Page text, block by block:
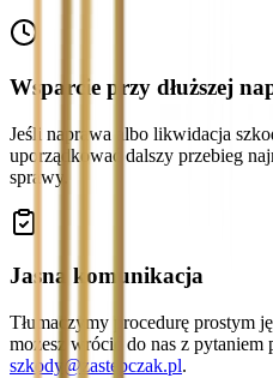
Wsparcie przy dłuższej
Jeśli naprawa albo likwidacja
uporządkować dalszy przebieg
sprawy.
Jasna komunikacja
Tłumaczymy procedurę prostym
możesz wrócić do nas z pytaniem
szkody@zastepczak.pl.